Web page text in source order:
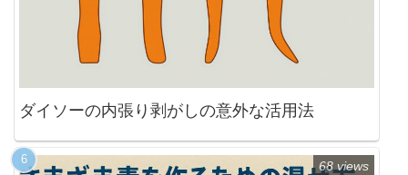
ダイソーの内張り剥がしの意外な活用法
68 views